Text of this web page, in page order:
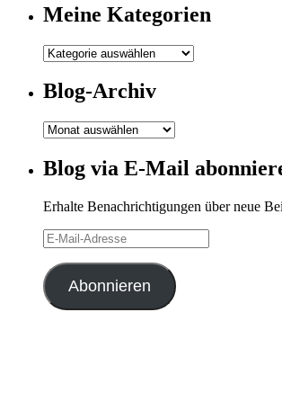
Meine Kategorien
Meine
Blog-Archiv
Blog-
Blog via E-Mail
Erhalte Benachrichtigungen über neue
E-
Mail-
Adresse
Abonnieren